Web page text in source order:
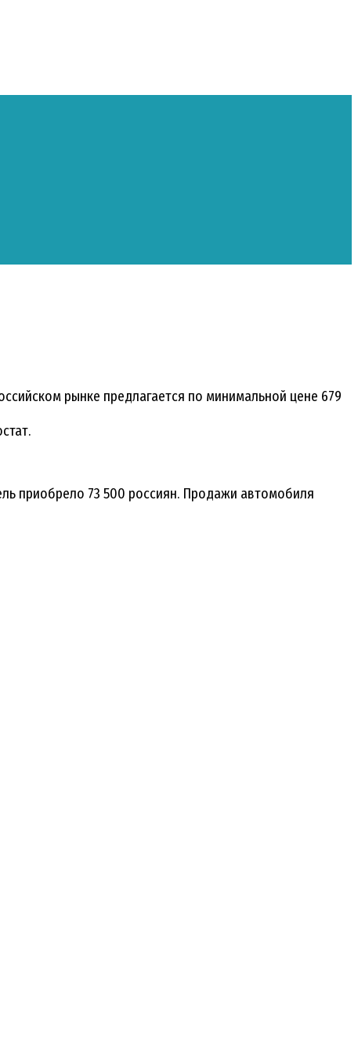
рынке предлагается по минимальной цене 679
приобрело 73 500 россиян. Продажи автомобиля